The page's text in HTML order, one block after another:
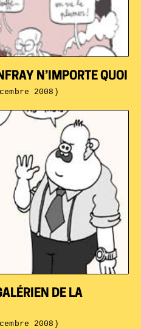
DE LA
2008)
N’IMPORTE QUOI
2008)